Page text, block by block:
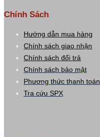
Chính Sách
Hướng dẫn mua hàng
Chính sách giao nhận
Chính sách đổi trả
Chính sách bảo mật
Phương thức thanh toán
Tra cứu SPX